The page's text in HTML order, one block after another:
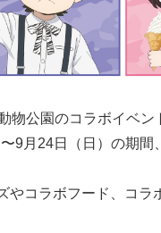
物公園のコラボイベン
9月24日（日）の期間
やコラボフード、コラ